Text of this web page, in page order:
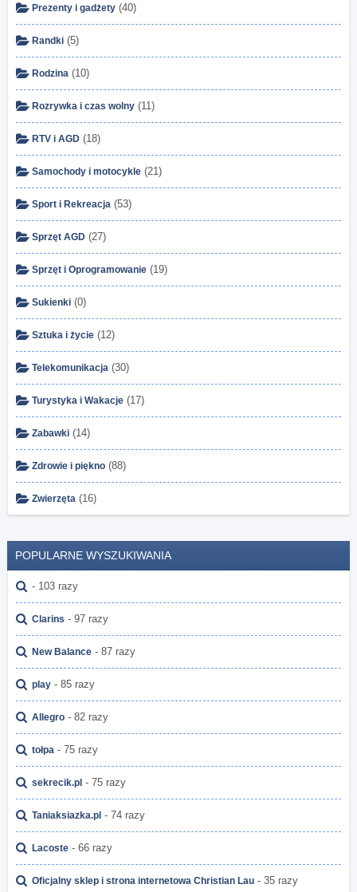
Prezenty i gadżety (40)
Randki (5)
Rodzina (10)
Rozrywka i czas wolny (11)
RTV i AGD (18)
Samochody i motocykle (21)
Sport i Rekreacja (53)
Sprzęt AGD (27)
Sprzęt i Oprogramowanie (19)
Sukienki (0)
Sztuka i życie (12)
Telekomunikacja (30)
Turystyka i Wakacje (17)
Zabawki (14)
Zdrowie i piękno (88)
Zwierzęta (16)
POPULARNE WYSZUKIWANIA
- 103 razy
Clarins - 97 razy
New Balance - 87 razy
play - 85 razy
Allegro - 82 razy
tołpa - 75 razy
sekrecik.pl - 75 razy
Taniaksiazka.pl - 74 razy
Lacoste - 66 razy
Oficjalny sklep i strona internetowa Christian Lau - 35 razy